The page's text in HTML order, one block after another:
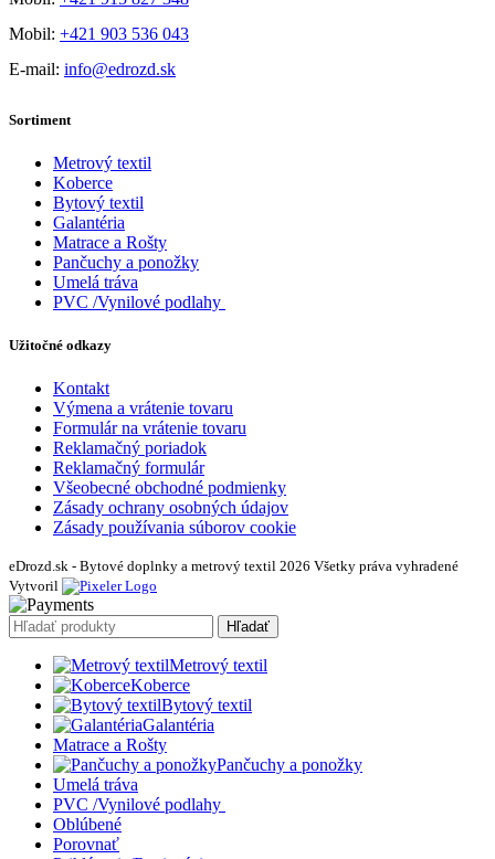
Mobil: +421 903 536 043
E-mail: info@edrozd.sk
Sortiment
Metrový textil
Koberce
Bytový textil
Galantéria
Matrace a Rošty
Pančuchy a ponožky
Umelá tráva
PVC /Vynilové podlahy
Užitočné odkazy
Kontakt
Výmena a vrátenie tovaru
Formulár na vrátenie tovaru
Reklamačný poriadok
Reklamačný formulár
Všeobecné obchodné podmienky
Zásady ochrany osobných údajov
Zásady používania súborov cookie
eDrozd.sk - Bytové doplnky a metrový textil 2026 Všetky práva vyhradené
Vytvoril
Hľadať
Metrový textil
Koberce
Bytový textil
Galantéria
Matrace a Rošty
Pančuchy a ponožky
Umelá tráva
PVC /Vynilové podlahy
Oblúbené
Porovnať